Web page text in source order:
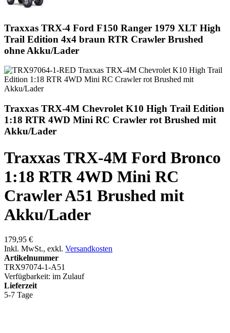
Traxxas TRX-4 Ford F150 Ranger 1979 XLT High
Trail Edition 4x4 braun RTR Crawler Brushed
ohne Akku/Lader
Traxxas TRX-4M Chevrolet K10 High Trail Edition
1:18 RTR 4WD Mini RC Crawler rot Brushed mit
Akku/Lader
Traxxas TRX-4M Ford Bronco
1:18 RTR 4WD Mini RC
Crawler A51 Brushed mit
Akku/Lader
179,95 €
Inkl. MwSt., exkl. Versandkosten
Artikelnummer
TRX97074-1-A51
Verfügbarkeit: im Zulauf
Lieferzeit
5-7 Tage